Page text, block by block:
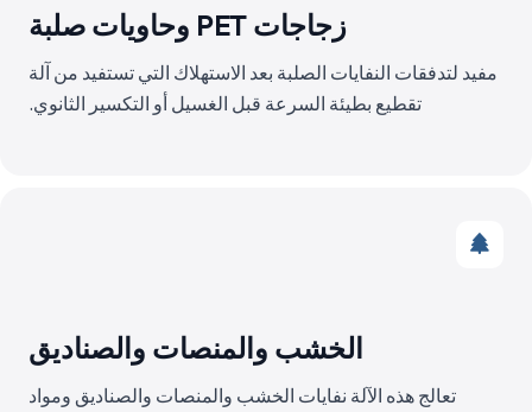
زجاجات PET وحاويات صلبة
مفيد لتدفقات النفايات الصلبة بعد الاستهلاك التي تستفيد من آلة
تقطيع بطيئة السرعة قبل الغسيل أو التكسير الثانوي.
الخشب والمنصات والصناديق
تعالج هذه الآلة نفايات الخشب والمنصات والصناديق ومواد